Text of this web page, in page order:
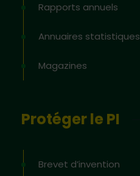
Rapports annuels
Annuaires statistiques
Magazines
Protéger le PI
Brevet d’invention